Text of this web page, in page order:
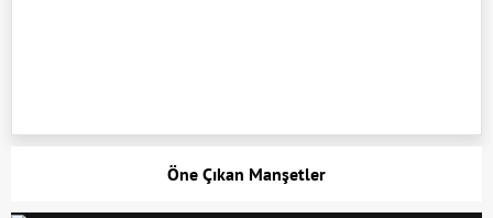
Öne Çıkan Manşetler